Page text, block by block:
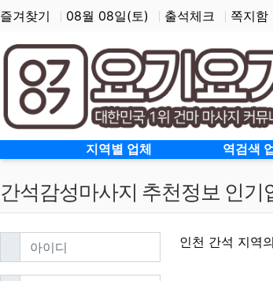
즐겨찾기 08월 08일(토) 출석체크 쪽지함
지역별 업체 역검색
간석감성마사지 추천정보 인기
인천 간석 지역
아이디필수